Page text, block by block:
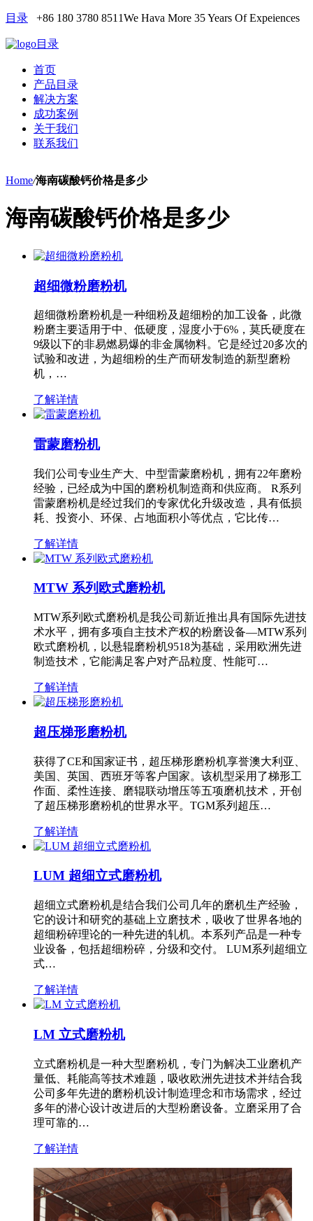
目录 +86 180 3780 8511We Hava More 35 Years Of Expeiences
目录
首页
产品目录
解决方案
成功案例
关于我们
联系我们
Home/海南碳酸钙价格是多少
海南碳酸钙价格是多少
超细微粉磨粉机
超细微粉磨粉机是一种细粉及超细粉的加工设备，此微
粉磨主要适用于中、低硬度，湿度小于6%，莫氏硬度在
9级以下的非易燃易爆的非金属物料。它是经过20多次的
试验和改进，为超细粉的生产而研发制造的新型磨粉
机，…
了解详情
雷蒙磨粉机
我们公司专业生产大、中型雷蒙磨粉机，拥有22年磨粉
经验，已经成为中国的磨粉机制造商和供应商。 R系列
雷蒙磨粉机是经过我们的专家优化升级改造，具有低损
耗、投资小、环保、占地面积小等优点，它比传…
了解详情
MTW 系列欧式磨粉机
MTW系列欧式磨粉机是我公司新近推出具有国际先进技
术水平，拥有多项自主技术产权的粉磨设备—MTW系列
欧式磨粉机，以悬辊磨粉机9518为基础，采用欧洲先进
制造技术，它能满足客户对产品粒度、性能可…
了解详情
超压梯形磨粉机
获得了CE和国家证书，超压梯形磨粉机享誉澳大利亚、
美国、英国、西班牙等客户国家。该机型采用了梯形工
作面、柔性连接、磨辊联动增压等五项磨机技术，开创
了超压梯形磨粉机的世界水平。TGM系列超压…
了解详情
LUM 超细立式磨粉机
超细立式磨粉机是结合我们公司几年的磨机生产经验，
它的设计和研究的基础上立磨技术，吸收了世界各地的
超细粉碎理论的一种先进的轧机。本系列产品是一种专
业设备，包括超细粉碎，分级和交付。 LUM系列超细立
式…
了解详情
LM 立式磨粉机
立式磨粉机是一种大型磨粉机，专门为解决工业磨机产
量低、耗能高等技术难题，吸收欧洲先进技术并结合我
公司多年先进的磨粉机设计制造理念和市场需求，经过
多年的潜心设计改进后的大型粉磨设备。立磨采用了合
理可靠的…
了解详情